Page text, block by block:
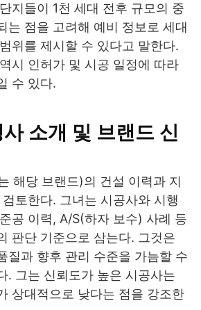
지들이 1천 세대 전후 규모의 중
는 점을 고려해 예비 정보로 세대
위를 제시할 수 있다고 말한다.
시 인허가 및 시공 일정에 따라
수 있다.
소개 및 브랜드 신
해당 브랜드)의 건설 이력과 지
토한다. 그녀는 시공사와 시행
공 이력, A/S(하자 보수) 사례 등
판단 기준으로 삼는다. 그것은
질과 향후 관리 수준을 가늠할 수
. 그는 신뢰도가 높은 시공사는
상대적으로 낮다는 점을 강조한